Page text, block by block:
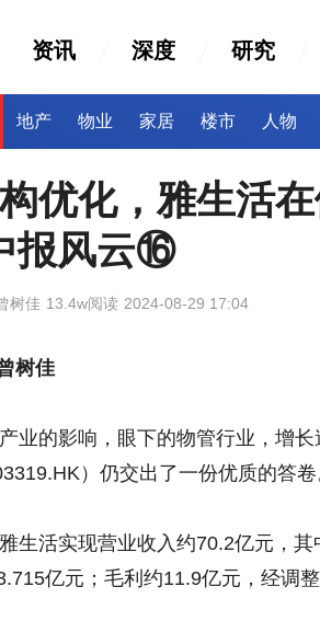
资讯 深度 研究
地产 物业 家居 楼市 人物
优化，雅生活
报风云⑯
树佳 13.4w阅读 2024-08-29 17:04
树佳
业的影响，眼下的物管行业，增
）仍交出了一份优质的答卷
生活实现营业收入约70.2亿元，
亿元；毛利约11.9亿元，经调